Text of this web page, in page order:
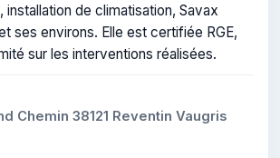
de climatisation, Savax
ses environs. Elle est certifiée RGE,
sur les interventions réalisées.
Chemin 38121 Reventin Vaugris